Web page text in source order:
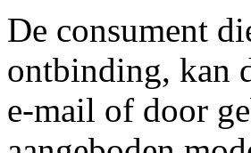
De consument
ontbinding, kan
e-mail of door